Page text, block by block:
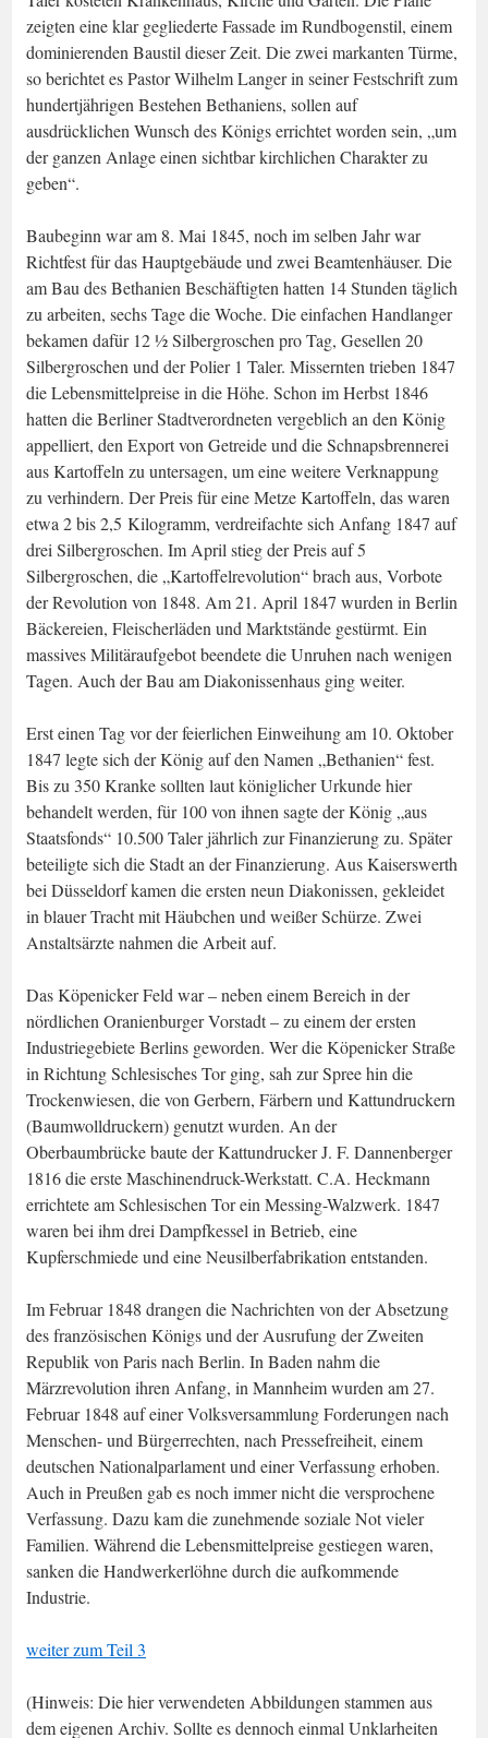
zeigten eine klar gegliederte Fassade im Rundbogenstil, einem
dominierenden Baustil dieser Zeit. Die zwei markanten Türme,
so berichtet es Pastor Wilhelm Langer in seiner Festschrift zum
hundertjährigen Bestehen Bethaniens, sollen auf
ausdrücklichen Wunsch des Königs errichtet worden sein, „um
der ganzen Anlage einen sichtbar kirchlichen Charakter zu
geben“.
Baubeginn war am 8. Mai 1845, noch im selben Jahr war
Richtfest für das Hauptgebäude und zwei Beamtenhäuser. Die
am Bau des Bethanien Beschäftigten hatten 14 Stunden täglich
zu arbeiten, sechs Tage die Woche. Die einfachen Handlanger
bekamen dafür 12 ½ Silbergroschen pro Tag, Gesellen 20
Silbergroschen und der Polier 1 Taler. Missernten trieben 1847
die Lebensmittelpreise in die Höhe. Schon im Herbst 1846
hatten die Berliner Stadtverordneten vergeblich an den König
appelliert, den Export von Getreide und die Schnapsbrennerei
aus Kartoffeln zu untersagen, um eine weitere Verknappung
zu verhindern. Der Preis für eine Metze Kartoffeln, das waren
etwa 2 bis 2,5 Kilogramm, verdreifachte sich Anfang 1847 auf
drei Silbergroschen. Im April stieg der Preis auf 5
Silbergroschen, die „Kartoffelrevolution“ brach aus, Vorbote
der Revolution von 1848. Am 21. April 1847 wurden in Berlin
Bäckereien, Fleischerläden und Marktstände gestürmt. Ein
massives Militäraufgebot beendete die Unruhen nach wenigen
Tagen. Auch der Bau am Diakonissenhaus ging weiter.
Erst einen Tag vor der feierlichen Einweihung am 10. Oktober
1847 legte sich der König auf den Namen „Bethanien“ fest.
Bis zu 350 Kranke sollten laut königlicher Urkunde hier
behandelt werden, für 100 von ihnen sagte der König „aus
Staatsfonds“ 10.500 Taler jährlich zur Finanzierung zu. Später
beteiligte sich die Stadt an der Finanzierung. Aus Kaiserswerth
bei Düsseldorf kamen die ersten neun Diakonissen, gekleidet
in blauer Tracht mit Häubchen und weißer Schürze. Zwei
Anstaltsärzte nahmen die Arbeit auf.
Das Köpenicker Feld war – neben einem Bereich in der
nördlichen Oranienburger Vorstadt – zu einem der ersten
Industriegebiete Berlins geworden. Wer die Köpenicker Straße
in Richtung Schlesisches Tor ging, sah zur Spree hin die
Trockenwiesen, die von Gerbern, Färbern und Kattundruckern
(Baumwolldruckern) genutzt wurden. An der
Oberbaumbrücke baute der Kattundrucker J. F. Dannenberger
1816 die erste Maschinendruck-Werkstatt. C.A. Heckmann
errichtete am Schlesischen Tor ein Messing-Walzwerk. 1847
waren bei ihm drei Dampfkessel in Betrieb, eine
Kupferschmiede und eine Neusilberfabrikation entstanden.
Im Februar 1848 drangen die Nachrichten von der Absetzung
des französischen Königs und der Ausrufung der Zweiten
Republik von Paris nach Berlin. In Baden nahm die
Märzrevolution ihren Anfang, in Mannheim wurden am 27.
Februar 1848 auf einer Volksversammlung Forderungen nach
Menschen- und Bürgerrechten, nach Pressefreiheit, einem
deutschen Nationalparlament und einer Verfassung erhoben.
Auch in Preußen gab es noch immer nicht die versprochene
Verfassung. Dazu kam die zunehmende soziale Not vieler
Familien. Während die Lebensmittelpreise gestiegen waren,
sanken die Handwerkerlöhne durch die aufkommende
Industrie.
weiter zum Teil 3
(Hinweis: Die hier verwendeten Abbildungen stammen aus
dem eigenen Archiv. Sollte es dennoch einmal Unklarheiten